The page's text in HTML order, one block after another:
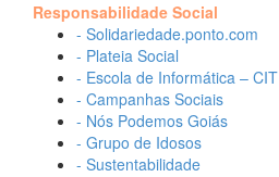
Responsabilidade Social
- Solidariedade.ponto.com
- Plateia Social
- Escola de Informática – CIT
- Campanhas Sociais
- Nós Podemos Goiás
- Grupo de Idosos
- Sustentabilidade